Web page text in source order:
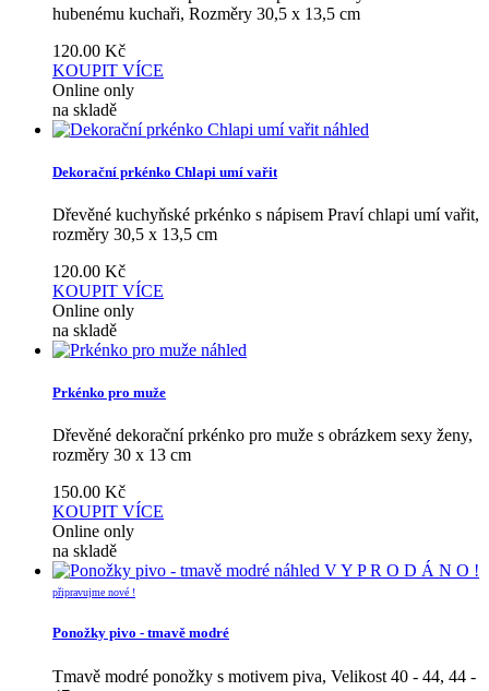
hubenému kuchaři, Rozměry 30,5 x 13,5 cm
120.00 Kč
KOUPIT VÍCE
Online only
na skladě
náhled
Dekorační prkénko Chlapi umí vařit
Dřevěné kuchyňské prkénko s nápisem Praví chlapi umí vařit,
rozměry 30,5 x 13,5 cm
120.00 Kč
KOUPIT VÍCE
Online only
na skladě
náhled
Prkénko pro muže
Dřevěné dekorační prkénko pro muže s obrázkem sexy ženy,
rozměry 30 x 13 cm
150.00 Kč
KOUPIT VÍCE
Online only
na skladě
náhled V Y P R O D Á N O !
připravujme nové !
Ponožky pivo - tmavě modré
Tmavě modré ponožky s motivem piva, Velikost 40 - 44, 44 -